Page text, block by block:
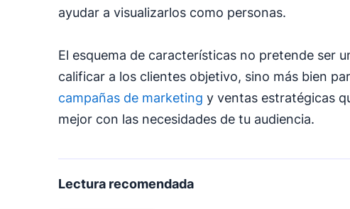
ayudar a visualizarlos como personas.
El esquema de características no pretende ser
calificar a los clientes objetivo, sino más bien
campañas de marketing y ventas estratégicas
mejor con las necesidades de tu audiencia.
Lectura recomendada